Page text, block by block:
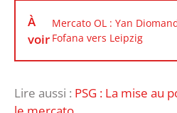
À
voir
Mercato OL : Yan
Fofana vers Leipzig
Lire aussi : PSG : La mise au